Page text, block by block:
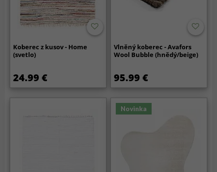
Koberec z kusov - Home
(svetlo)
24.99 €
Vlněný koberec - Avafors
Wool Bubble (hnědý/beige)
95.99 €
Novinka